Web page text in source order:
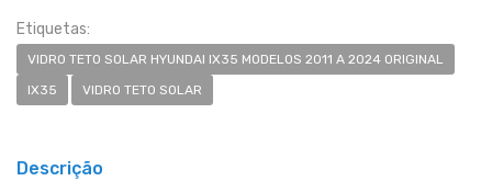
Etiquetas:
VIDRO TETO SOLAR HYUNDAI IX35 MODELOS 2011 A 2024 ORIGINAL
IX35
VIDRO TETO SOLAR
Descrição